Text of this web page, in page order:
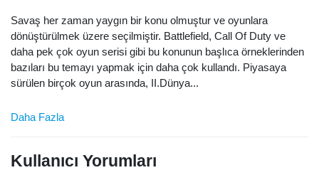
Savaş her zaman yaygın bir konu olmuştur ve oyunlara
dönüştürülmek üzere seçilmiştir. Battlefield, Call Of Duty ve
daha pek çok oyun serisi gibi bu konunun başlıca örneklerinden
bazıları bu temayı yapmak için daha çok kullandı. Piyasaya
sürülen birçok oyun arasında, II.Dünya...
Daha Fazla
Kullanıcı Yorumları